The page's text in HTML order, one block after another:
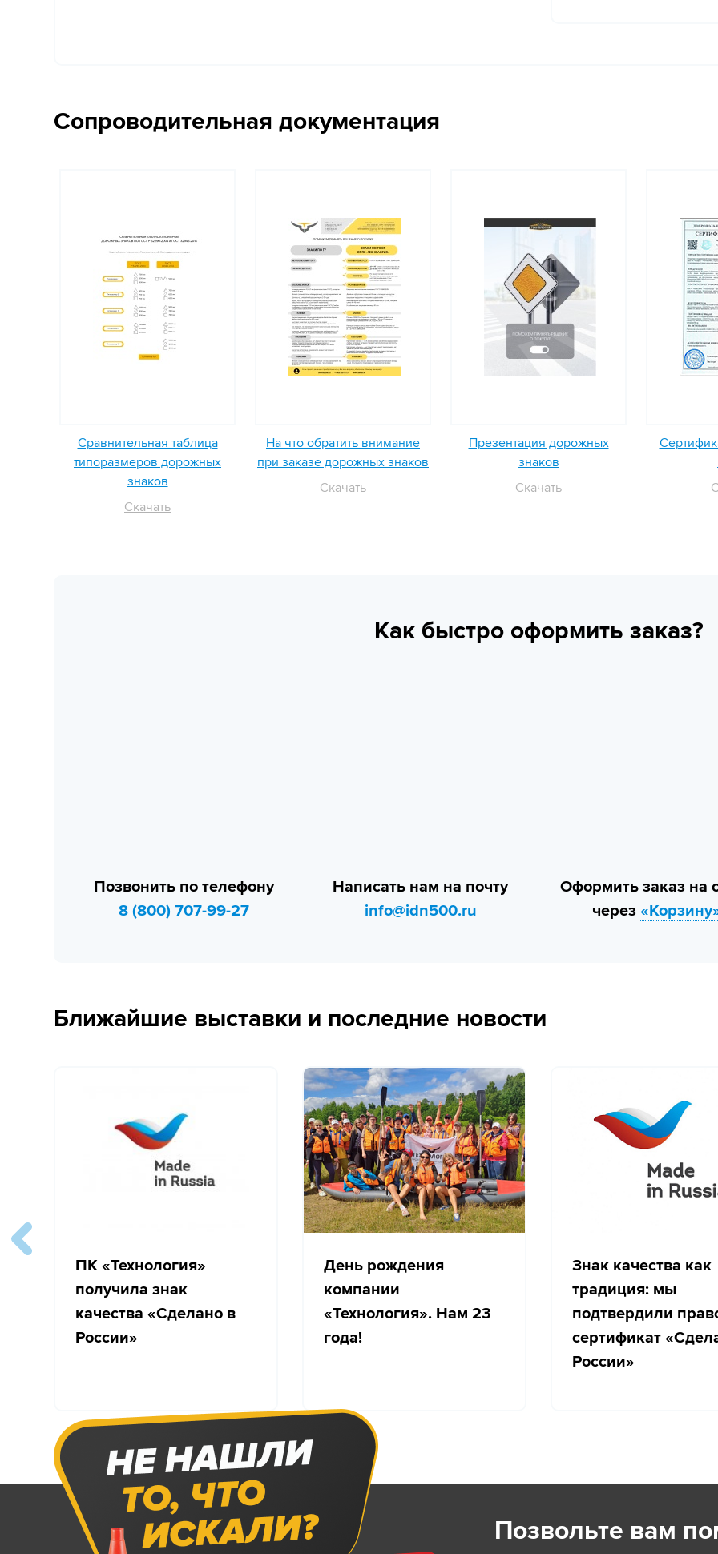
Сопроводительная документация
Сравнительная таблица
типоразмеров дорожных
знаков
Скачать
На что обратить внимание
при заказе дорожных знаков
Скачать
Презентация дорожных
знаков
Скачать
Как быстро оформить заказ?
Позвонить по телефону
8 (800) 707-99-27
Написать нам на почту
info@idn500.ru
Оформить заказ на
через
Ближайшие выставки и последние новости
ПК «Технология»
получила знак
качества «Сделано в
России»
День рождения
компании
«Технология». Нам 23
года!
Знак качества как
традиция: мы
подтвердили
сертификат
России»
Позвольте вам